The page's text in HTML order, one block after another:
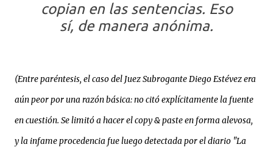
copian en las sentencias. Eso
sí, de manera anónima.
(Entre paréntesis, el caso del Juez Subrogante Diego Estévez era
aún peor por una razón básica: no citó explícitamente la fuente
en cuestión. Se limitó a hacer el copy & paste en forma alevosa,
y la infame procedencia fue luego detectada por el diario "La